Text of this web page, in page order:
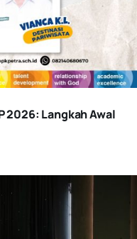
2026: Langkah Awal